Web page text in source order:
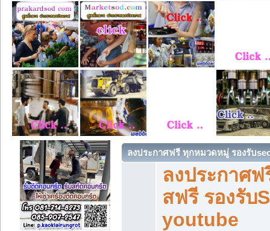
ลงประกาศฟรี ทุกหมวดหมู่ รองรับ
ลงประกาศ
สฟรี รองรับ
youtube